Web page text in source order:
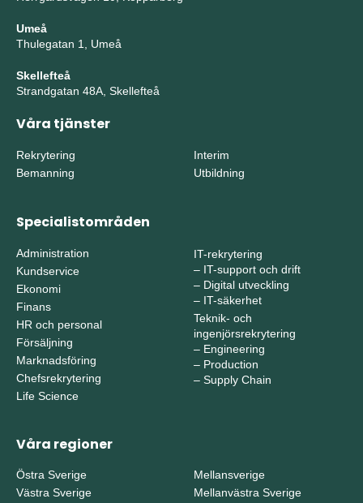
Umeå
Thulegatan 1, Umeå
Skellefteå
Strandgatan 48A, Skellefteå
Våra tjänster
Rekrytering
Bemanning
Interim
Utbildning
Specialistområden
Administration
Kundservice
Ekonomi
Finans
HR och personal
Försäljning
Marknadsföring
Chefsrekrytering
Life Science
IT-rekrytering
– IT-support och drift
– Digital utveckling
– IT-säkerhet
Teknik- och
ingenjörsrekrytering
– Engineering
– Production
– Supply Chain
Våra regioner
Östra Sverige
Västra Sverige
Mellansverige
Mellanvästra Sverige